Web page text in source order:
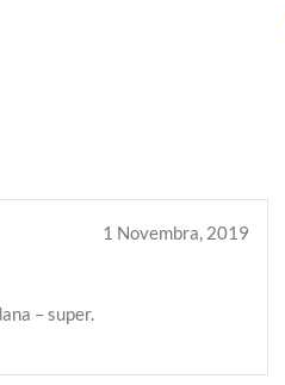
1 Novembra, 2019
– super.